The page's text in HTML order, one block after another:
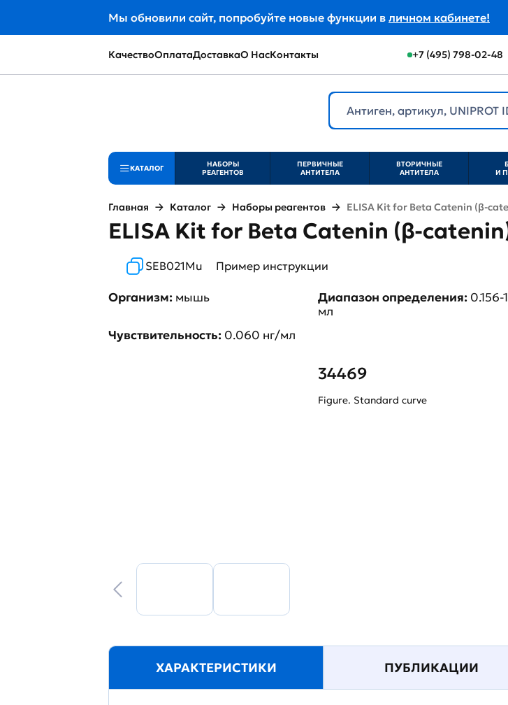
Мы обновили сайт, попробуйте новые функции в личном кабинете!
КачествоОплатаДоставкаО НасКонтакты +7 (495) 798-02-48
КАТАЛОГ
НАБОРЫ
РЕАГЕНТОВ
ПЕРВИЧНЫЕ
АНТИТЕЛА
ВТОРИЧНЫЕ
АНТИТЕЛА
И
Главная Каталог Наборы реагентов ELISA Kit for Beta Catenin (β-
ELISA Kit for Beta Catenin (β-
SEB021Mu Пример инструкции
Организм: мышь Диапазон определения: 0.156-
мл
Чувствительность: 0.060 нг/мл
34469
Figure. Standard curve
ХАРАКТЕРИСТИКИ ПУБЛИКАЦИИ